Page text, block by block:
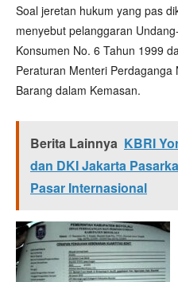
Soal jeretan hukum yang pas
menyebut pelanggaran
Konsumen No. 6 Tahun 1999
Peraturan Menteri
Barang dalam Kemasan.
Berita Lainnya KBRI
dan DKI Jakarta
Pasar Internasional